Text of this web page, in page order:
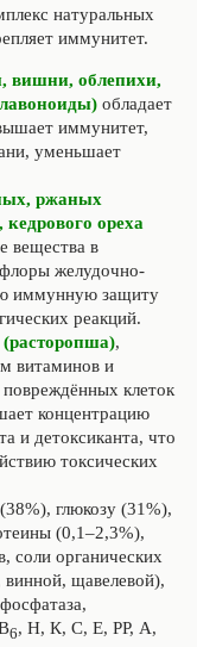
натуральных
иммунитет.
вишни, облепихи,
обладает
иммунитет,
уменьшает
ржаных
ореха
вещества в
желудочно-
иммунную защиту
реакций.
,
витаминов и
клеток
концентрацию
и детоксиканта, что
токсических
глюкозу (31%),
(0,1–2,3%),
соли органических
щавелевой),
6, Н, К, С, Е, РР, А,